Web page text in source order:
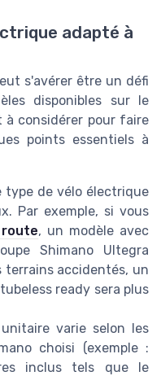
adapté à
s'avérer être un défi
disponibles sur le
à considérer pour faire
points essentiels à
type de vélo électrique
Par exemple, si vous
, un modèle avec
Shimano Ultegra
terrains accidentés, un
ready sera plus
varie selon les
choisi (exemple :
inclus tels que le